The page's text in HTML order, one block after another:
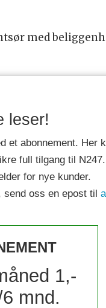
med
leser!
abonnement. Her
full tilgang til N247.
for nye kunder.
send oss en epost til
1,-
mnd.